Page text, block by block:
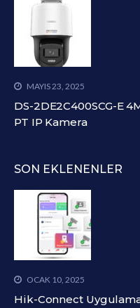
MAYIS 23, 2025
DS-2DE2C400SCG-E
PT IP Kamera
SON EKLENENLER
OCAK 10, 2025
Hik-Connect